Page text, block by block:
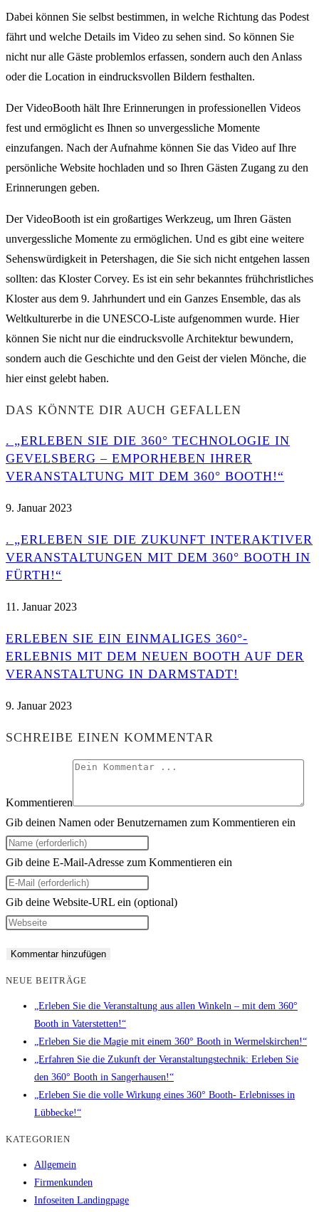
Dabei können Sie selbst bestimmen, in welche Richtung das Podest
fährt und welche Details im Video zu sehen sind. So können Sie
nicht nur alle Gäste problemlos erfassen, sondern auch den Anlass
oder die Location in eindrucksvollen Bildern festhalten.
Der VideoBooth hält Ihre Erinnerungen in professionellen Videos
fest und ermöglicht es Ihnen so unvergessliche Momente
einzufangen. Nach der Aufnahme können Sie das Video auf Ihre
persönliche Website hochladen und so Ihren Gästen Zugang zu den
Erinnerungen geben.
Der VideoBooth ist ein großartiges Werkzeug, um Ihren Gästen
unvergessliche Momente zu ermöglichen. Und es gibt eine weitere
Sehenswürdigkeit in Petershagen, die Sie sich nicht entgehen lassen
sollten: das Kloster Corvey. Es ist ein sehr bekanntes frühchristliches
Kloster aus dem 9. Jahrhundert und ein Ganzes Ensemble, das als
Weltkulturerbe in die UNESCO-Liste aufgenommen wurde. Hier
können Sie nicht nur die eindrucksvolle Architektur bewundern,
sondern auch die Geschichte und den Geist der vielen Mönche, die
hier einst gelebt haben.
DAS KÖNNTE DIR AUCH GEFALLEN
. „ERLEBEN SIE DIE 360° TECHNOLOGIE IN
GEVELSBERG – EMPORHEBEN IHRER
VERANSTALTUNG MIT DEM 360° BOOTH!“
9. Januar 2023
. „ERLEBEN SIE DIE ZUKUNFT INTERAKTIVER
VERANSTALTUNGEN MIT DEM 360° BOOTH IN
FÜRTH!“
11. Januar 2023
ERLEBEN SIE EIN EINMALIGES 360°-
ERLEBNIS MIT DEM NEUEN BOOTH AUF DER
VERANSTALTUNG IN DARMSTADT!
9. Januar 2023
SCHREIBE EINEN KOMMENTAR
Kommentieren
Gib deinen Namen oder Benutzernamen zum Kommentieren ein
Gib deine E-Mail-Adresse zum Kommentieren ein
Gib deine Website-URL ein (optional)
NEUE BEITRÄGE
„Erleben Sie die Veranstaltung aus allen Winkeln – mit dem 360°
Booth in Vaterstetten!“
„Erleben Sie die Magie mit einem 360° Booth in Wermelskirchen!“
„Erfahren Sie die Zukunft der Veranstaltungstechnik: Erleben Sie
den 360° Booth in Sangerhausen!“
„Erleben Sie die volle Wirkung eines 360° Booth- Erlebnisses in
Lübbecke!“
KATEGORIEN
Allgemein
Firmenkunden
Infoseiten Landingpage